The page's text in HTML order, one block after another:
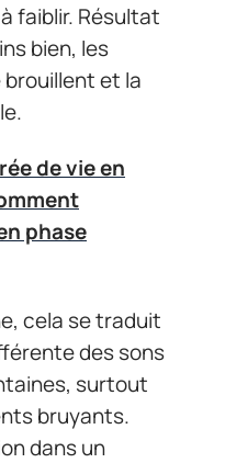
faiblir. Résultat
bien, les
et la
de vie en
phase
cela se traduit
des sons
surtout
bruyants.
dans un